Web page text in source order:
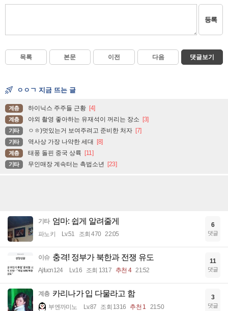
등록
목록 본문 이전 다음 댓글보기
ㅇㅇㄱ 지금 뜨는 글
계층 하이닉스 주주들 근황 [4]
계층 야외 촬영 좋아하는 유재석이 꺼리는 장소 [3]
기타 ㅇㅎ)멋있는거 보여주려고 준비한 처자 [7]
기타 역사상 가장 나약한 세대 [8]
계층 태풍 돌핀 중국 상륙 [11]
기타 무인매장 계속터는 촉법소년 [23]
기타 엄마: 쉽게 알려줄게
파노키 Lv.51 조회 470 22:05
6
댓글
이슈 충격! 정부가 북한과 전쟁 유도
Ajfucn124 Lv.16 조회 1317 추천 4 21:52
11
댓글
계층 카리나가 입 다물라고 함
부엔까미노 Lv.87 조회 1316 추천 1 21:50
3
댓글